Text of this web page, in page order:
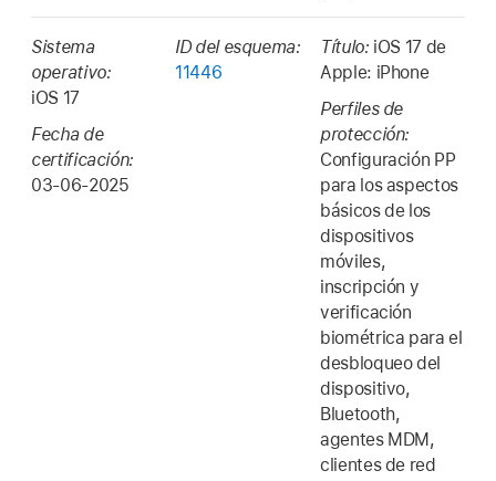
Sistema
operativo:
iOS 17
Fecha de
certificación:
03-06-2025
ID del esquema:
11446
Título: iOS 17 de
Apple: iPhone
Perfiles de
protección:
Configuración PP
para los aspectos
básicos de los
dispositivos
móviles,
inscripción y
verificación
biométrica para el
desbloqueo del
dispositivo,
Bluetooth,
agentes MDM,
clientes de red